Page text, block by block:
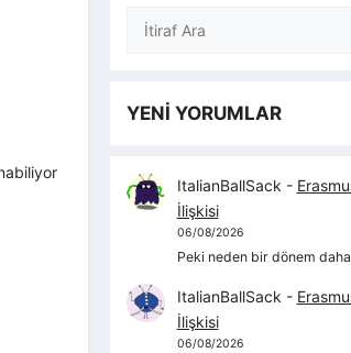
Ara
YENİ YORUMLAR
ItalianBallSack -
İlişkisi
06/08/2026
Peki neden bir dönem
ItalianBallSack -
İlişkisi
06/08/2026